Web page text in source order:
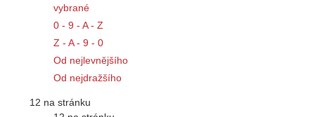
vybrané
0 - 9 - A - Z
Z - A - 9 - 0
Od nejlevnějšího
Od nejdražšího
12 na stránku